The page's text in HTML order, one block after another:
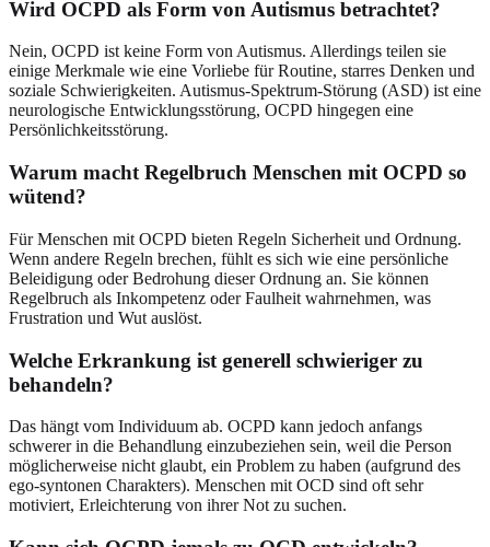
Wird OCPD als Form von Autismus betrachtet?
Nein, OCPD ist keine Form von Autismus. Allerdings teilen sie
einige Merkmale wie eine Vorliebe für Routine, starres Denken und
soziale Schwierigkeiten. Autismus-Spektrum-Störung (ASD) ist eine
neurologische Entwicklungsstörung, OCPD hingegen eine
Persönlichkeitsstörung.
Warum macht Regelbruch Menschen mit OCPD so
wütend?
Für Menschen mit OCPD bieten Regeln Sicherheit und Ordnung.
Wenn andere Regeln brechen, fühlt es sich wie eine persönliche
Beleidigung oder Bedrohung dieser Ordnung an. Sie können
Regelbruch als Inkompetenz oder Faulheit wahrnehmen, was
Frustration und Wut auslöst.
Welche Erkrankung ist generell schwieriger zu
behandeln?
Das hängt vom Individuum ab. OCPD kann jedoch anfangs
schwerer in die Behandlung einzubeziehen sein, weil die Person
möglicherweise nicht glaubt, ein Problem zu haben (aufgrund des
ego-syntonen Charakters). Menschen mit OCD sind oft sehr
motiviert, Erleichterung von ihrer Not zu suchen.